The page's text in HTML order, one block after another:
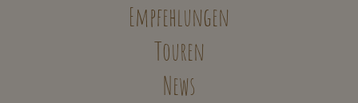
Empfehlungen
Touren
News